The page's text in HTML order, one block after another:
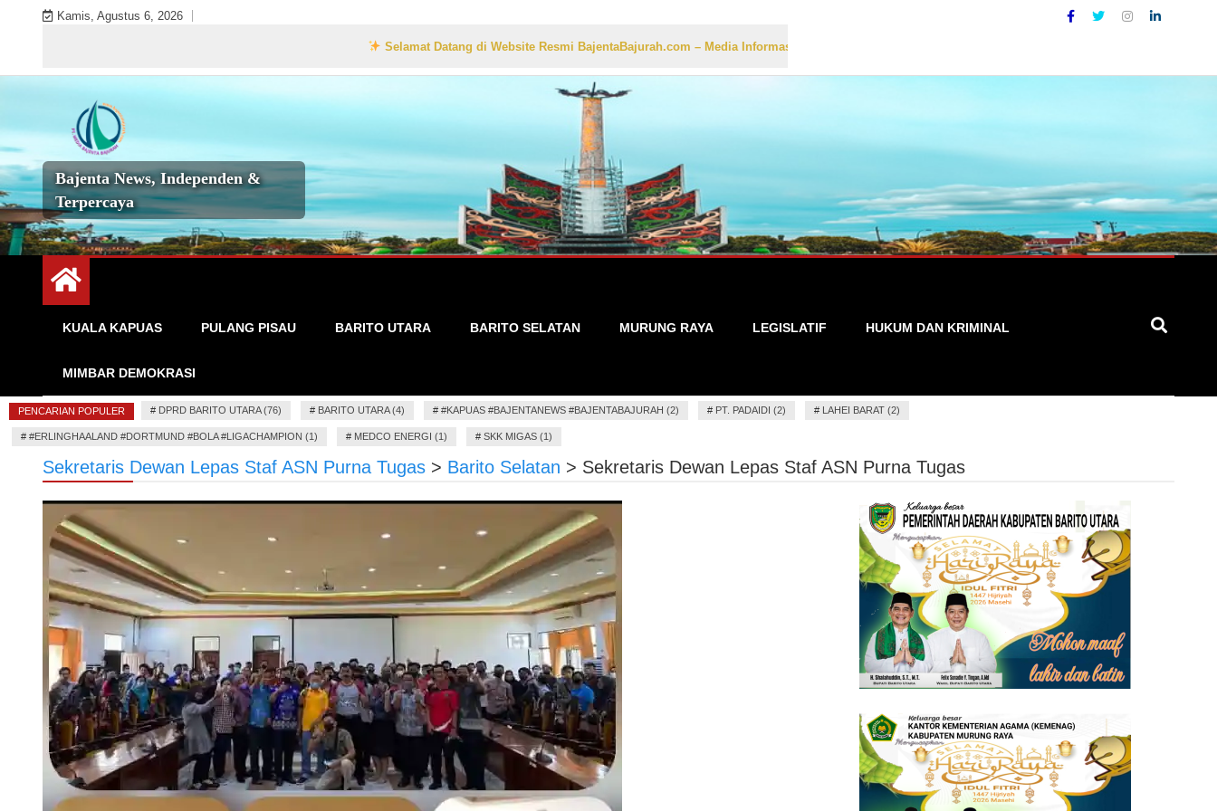
Kamis, Agustus 6, 2026
Selamat Datang di Website Resmi BajentaBajurah.com – Media Informasi Lokal yang Akurat, Cepat, dan Terpercaya
Bajenta News, Independen &
Terpercaya
KUALA KAPUAS PULANG PISAU BARITO UTARA BARITO SELATAN MURUNG RAYA LEGISLATIF HUKUM DAN KRIMINAL
MIMBAR DEMOKRASI
PENCARIAN POPULER # DPRD BARITO UTARA (76) # BARITO UTARA (4) # #KAPUAS #BAJENTANEWS #BAJENTABAJURAH (2) # PT. PADAIDI (2) # LAHEI BARAT (2)
# #ERLINGHAALAND #DORTMUND #BOLA #LIGACHAMPION (1) # MEDCO ENERGI (1) # SKK MIGAS (1)
Sekretaris Dewan Lepas Staf ASN Purna Tugas > Barito Selatan > Sekretaris Dewan Lepas Staf ASN Purna Tugas